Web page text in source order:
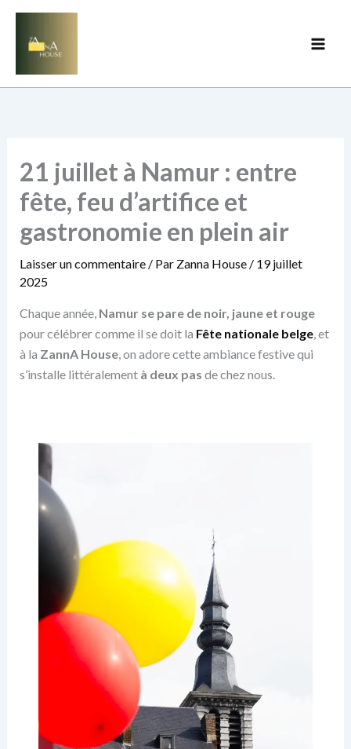
Aller
contenu
21 juillet à Namur : entre
fête, feu d’artifice et
gastronomie en plein air
Laisser un commentaire / Par Zanna House / 19 juillet
2025
Chaque année, Namur se pare de noir, jaune et rouge
pour célébrer comme il se doit la Fête nationale belge, et
à la ZannA House, on adore cette ambiance festive qui
s’installe littéralement à deux pas de chez nous.